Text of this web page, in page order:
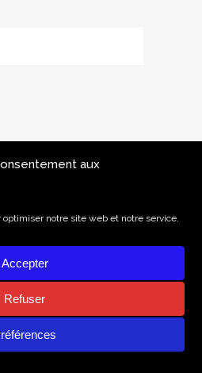
aux
notre site web et notre service.
Accepter
Refuser
DES DONNÉES PERSONNELLES
LÉGALES